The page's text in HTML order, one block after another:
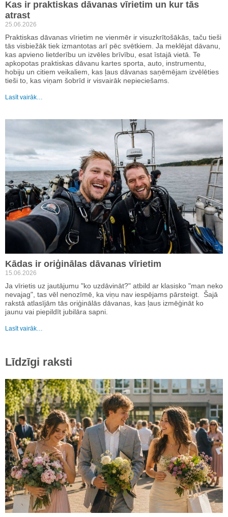
Kas ir praktiskas dāvanas vīrietim un kur tās
atrast
25.06.2026
Praktiskas dāvanas vīrietim ne vienmēr ir visuzkrītošākās, taču tieši
tās visbiežāk tiek izmantotas arī pēc svētkiem. Ja meklējat dāvanu,
kas apvieno lietderību un izvēles brīvību, esat īstajā vietā. Te
apkopotas praktiskas dāvanu kartes sporta, auto, instrumentu,
hobiju un citiem veikaliem, kas ļaus dāvanas saņēmējam izvēlēties
tieši to, kas viņam šobrīd ir visvairāk nepieciešams.
Lasīt vairāk…
Kādas ir oriģinālas dāvanas vīrietim
15.06.2026
Ja vīrietis uz jautājumu "ko uzdāvināt?" atbild ar klasisko "man neko
nevajag", tas vēl nenozīmē, ka viņu nav iespējams pārsteigt. Šajā
rakstā atlasījām tās oriģinālās dāvanas, kas ļaus izmēģināt ko
jaunu vai piepildīt jubilāra sapni.
Lasīt vairāk…
Līdzīgi raksti